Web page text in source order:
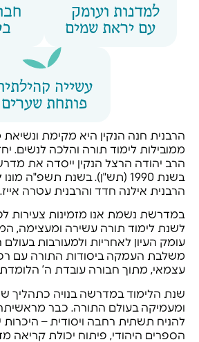
למדנות ועומק
עם יראת שמים
עשייה
פותחת שערים
הרבנית חנה הנקין היא מקימת
ממובילות לימוד תורה והלכה לנשים.
הרב יהודה הרצל הנקין ייסדה את
בשנת 1990 (תש"ן). בשנת תשפ"ה
הרבנית אילנה חדד והרבנית עטרה אייז.
במדרשת נשמת אנו מזמינות צעירות
לשנת לימוד תורה עשירה ומעצימה,
עומק העיון לאחריות ולמעורבות
משלבת העמקה ביסודות התורה עם
עצמאי, מתוך חבורה עובדת ה’
שנת הלימוד במדרשה בנויה כתהליך
ומעמיקה בעולם התורה. כבר
להניח תשתית רחבה ויסודית – היכרות
הספרים היהודי, פיתוח יכולת קריאה